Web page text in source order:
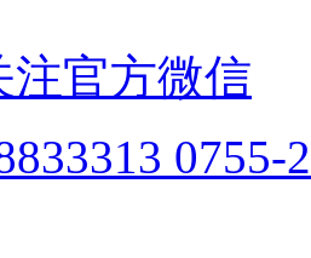
注官方微信
0755-